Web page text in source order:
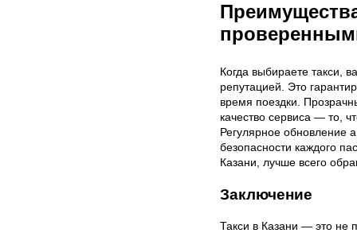
Когда выбираете такси,
репутацией. Это
время поездки.
качество сервиса — то,
Регулярное обновление
безопасности каждого
Казани, лучше всего
Заключение
Такси в Казани — это не